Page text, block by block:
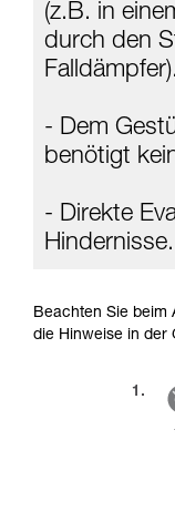
Training
einem
Vorgang
Sie ihn
noch
(z.B. in
durch den
Falldämpfer).
- Dem
benötigt
- Direkte
Hindernisse.
Beachten Sie beim
die Hinweise in der